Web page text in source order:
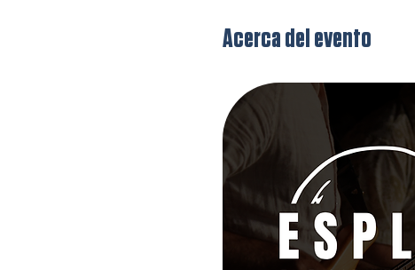
Acerca del evento